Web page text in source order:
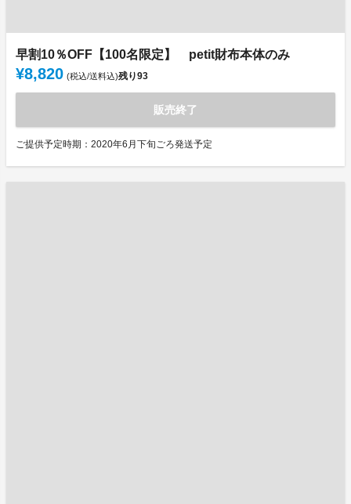
早割10％OFF【100名限定】 petit財布本体のみ
¥8,820 (税込/送料込)残り93
販売終了
ご提供予定時期：2020年6月下旬ごろ発送予定